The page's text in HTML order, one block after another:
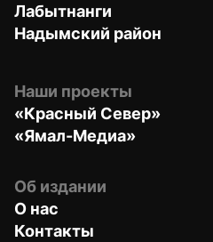
Лабытнанги
Надымский район
Наши проекты
«Красный Север»
«Ямал-Медиа»
Об издании
О нас
Контакты